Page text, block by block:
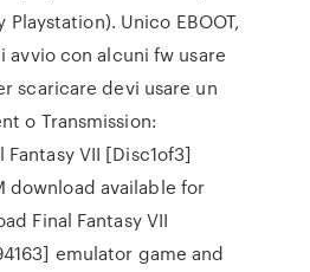
Playstation). Unico EBOOT,
avvio con alcuni fw usare
scaricare devi usare un
o Transmission:
Fantasy VII [Disc1of3]
download available for
Final Fantasy VII
emulator game and